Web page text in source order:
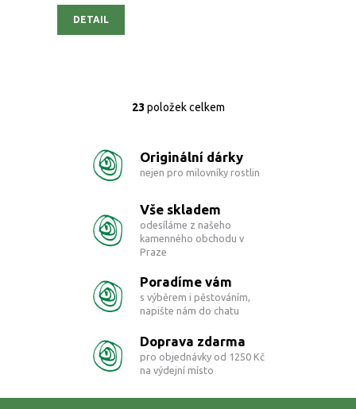
DETAIL
O
á
d
c
í
p
k
y
v
p
i
s
23 položek celkem
Originální dárky
nejen pro milovníky rostlin
Vše skladem
odesíláme z našeho
kamenného obchodu v
Praze
Poradíme vám
s výběrem i pěstováním,
napište nám do chatu
Doprava zdarma
pro objednávky od 1250 Kč
na výdejní místo